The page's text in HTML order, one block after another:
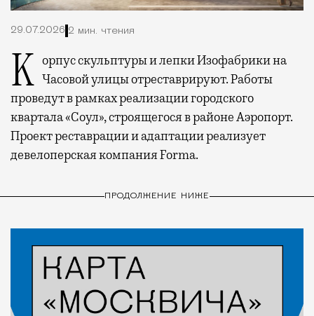
29.07.2026 2 мин. чтения
Корпус скульптуры и лепки Изофабрики на Часовой улицы отреставрируют. Работы
проведут в рамках реализации городского
квартала «Соул», строящегося в районе Аэропорт.
Проект реставрации и адаптации реализует
девелоперская компания Forma.
ПРОДОЛЖЕНИЕ НИЖЕ